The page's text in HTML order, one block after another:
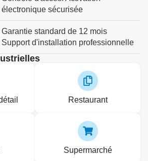
électronique sécurisée
Garantie standard de 12 mois
Support d'installation professionnelle
Restaurant
Supermarché